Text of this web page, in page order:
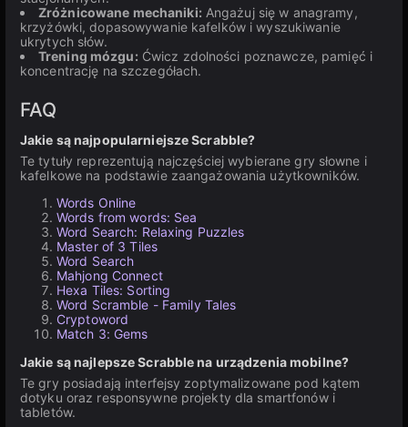
Zróżnicowane mechaniki: Angażuj się w anagramy,
krzyżówki, dopasowywanie kafelków i wyszukiwanie
ukrytych słów.
Trening mózgu: Ćwicz zdolności poznawcze, pamięć i
koncentrację na szczegółach.
FAQ
Jakie są najpopularniejsze Scrabble?
Te tytuły reprezentują najczęściej wybierane gry słowne i
kafelkowe na podstawie zaangażowania użytkowników.
Words Online
Words from words: Sea
Word Search: Relaxing Puzzles
Master of 3 Tiles
Word Search
Mahjong Connect
Hexa Tiles: Sorting
Word Scramble - Family Tales
Cryptoword
Match 3: Gems
Jakie są najlepsze Scrabble na urządzenia mobilne?
Te gry posiadają interfejsy zoptymalizowane pod kątem
dotyku oraz responsywne projekty dla smartfonów i
tabletów.